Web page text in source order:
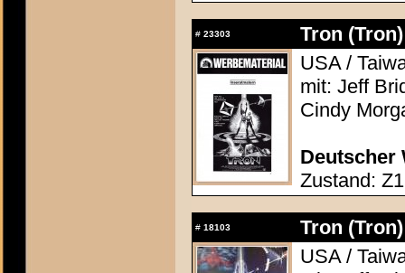
# 23303
Tron (Tron)
USA /
mit: Jeff
Cindy
Deutscher
Zustand: Z1
# 18103
Tron (Tron)
USA /